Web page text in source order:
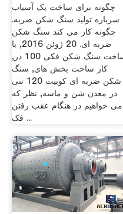
چگونه برای ساخت یک آسیاب
سرباره تولید سنگ شکن ضربه.
چگونه کار می کند سنگ شکن
ضربه ای. 20 ژوئن 2016, با
ساخت سنگ شکن فکی 100 در,
کار ساخت بخش های, سنگ
شکن ضربه ای کوبیت 120 تنی
در معدن شن و ماسه, نظر که
می خواهیم در هنگام عقب رفتن
فک ...